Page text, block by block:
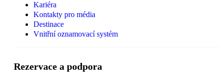
Kariéra
Kontakty pro média
Destinace
Vnitřní oznamovací systém
Rezervace a podpora